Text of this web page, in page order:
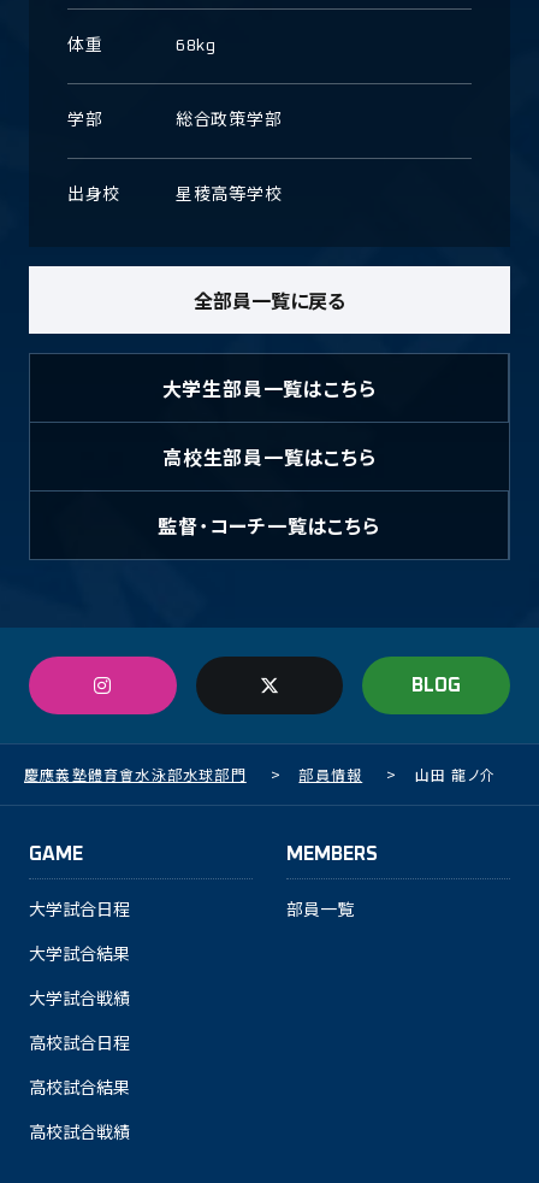
体重 68kg
学部 総合政策学部
出身校 星稜高等学校
全部員一覧に戻る
大学生部員一覧はこちら
高校生部員一覧はこちら
監督・コーチ一覧はこちら
BLOG
慶應義塾體育會水泳部水球部門 > 部員情報 > 山田 龍ノ介
GAME
大学試合日程
大学試合結果
大学試合戦績
高校試合日程
高校試合結果
高校試合戦績
MEMBERS
部員一覧